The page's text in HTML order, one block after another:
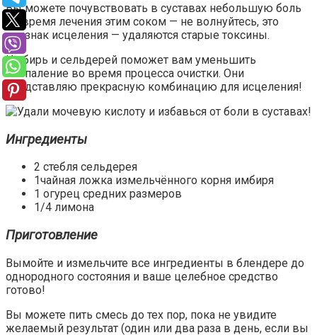
Вы можете почувствовать в суставах небольшую боль
во время лечения этим соком — не волнуйтесь, это
признак исцеления — удаляются старые токсины.
Имбирь и сельдерей поможет вам уменьшить
воспаление во время процесса очистки. Они
представляю прекрасную комбинацию для исцеления!
Ингредиенты
2 стебля сельдерея
1чайная ложка измельчённого корня имбиря
1 огурец средних размеров
1/4 лимона
Приготовление
Вымойте и измельчите все ингредиенты в блендере до
однородного состояния и ваше целебное средство
готово!
Вы можете пить смесь до тех пор, пока не увидите
желаемый результат (один или два раза в день, если вы